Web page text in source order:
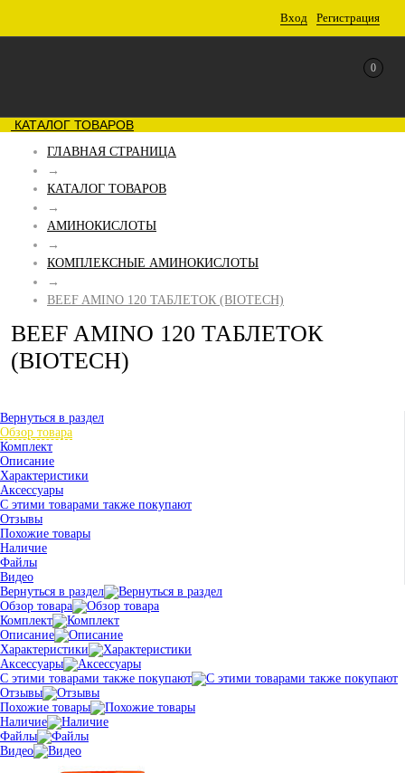
Вход Регистрация
0
КАТАЛОГ ТОВАРОВ
ГЛАВНАЯ СТРАНИЦА
→
КАТАЛОГ ТОВАРОВ
→
АМИНОКИСЛОТЫ
→
КОМПЛЕКСНЫЕ АМИНОКИСЛОТЫ
→
BEEF AMINO 120 ТАБЛЕТОК (BIOTECH)
BEEF AMINO 120 ТАБЛЕТОК
(BIOTECH)
Вернуться в раздел
Обзор товара
Комплект
Описание
Характеристики
Аксессуары
С этими товарами также покупают
Отзывы
Похожие товары
Наличие
Файлы
Видео
Вернуться в раздел
Обзор товара
Комплект
Описание
Характеристики
Аксессуары
С этими товарами также покупают
Отзывы
Похожие товары
Наличие
Файлы
Видео